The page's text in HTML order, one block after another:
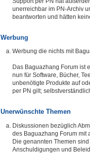
unerreichbar im PN-Archiv
beantworten und hätten
Werbung
Werbung die nichts mit
Das Baguazhang Forum ist
nun für Software, Bücher,
unbenötigte Produkte auf
per PN gilt;
Unerwünschte Themen
Diskussionen bezüglich
des Baguazhang Forum mit
Die genannten Themen
Anschuldigungen und